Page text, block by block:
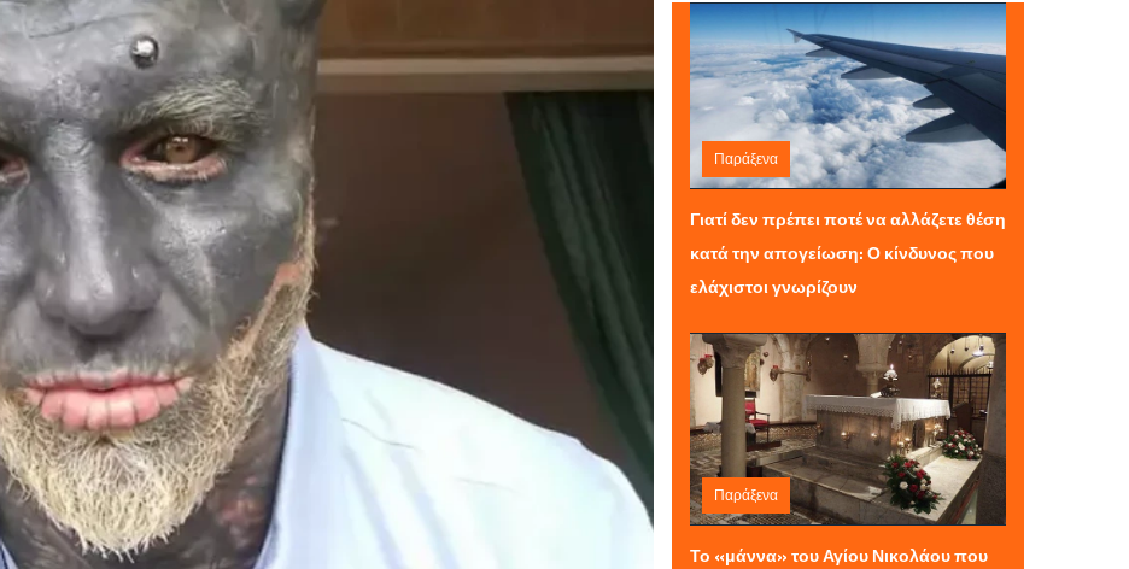
Παράξενα
Κυριακή 29 Μαρτίου 2026 13:57
Γιατί δεν πρέπει ποτέ να αλλάζετε θέση
κατά την απογείωση: Ο κίνδυνος που
ελάχιστοι γνωρίζουν
Παράξενα
Δευτέρα 29 Δεκεμβρίου 2025 21:30
Το «μάννα» του Αγίου Νικολάου που